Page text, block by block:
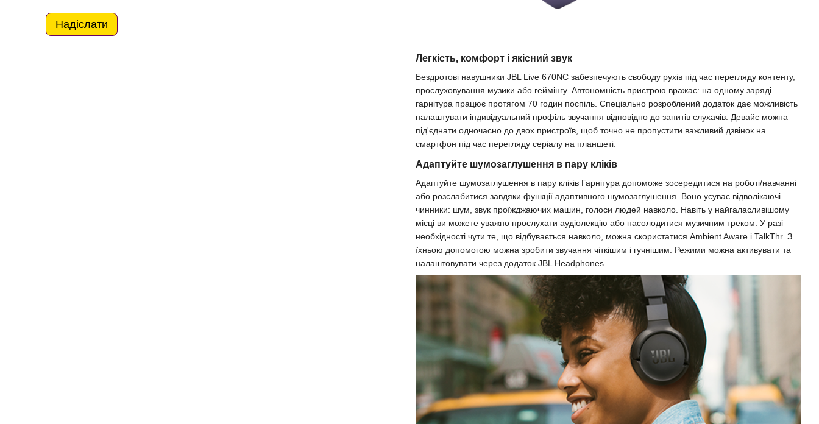
Надіслати
Легкість, комфорт і якісний звук
Бездротові навушники JBL Live 670NC забезпечують свободу рухів під час перегляду контенту,
прослуховування музики або геймінгу. Автономність пристрою вражає: на одному заряді
гарнітура працює протягом 70 годин поспіль. Спеціально розроблений додаток дає можливість
налаштувати індивідуальний профіль звучання відповідно до запитів слухачів. Девайс можна
під'єднати одночасно до двох пристроїв, щоб точно не пропустити важливий дзвінок на
смартфон під час перегляду серіалу на планшеті.
Адаптуйте шумозаглушення в пару кліків
Адаптуйте шумозаглушення в пару кліків Гарнітура допоможе зосередитися на роботі/навчанні
або розслабитися завдяки функції адаптивного шумозаглушення. Воно усуває відволікаючі
чинники: шум, звук проїжджаючих машин, голоси людей навколо. Навіть у найгаласливішому
місці ви можете уважно прослухати аудіолекцію або насолодитися музичним треком. У разі
необхідності чути те, що відбувається навколо, можна скористатися Ambient Aware і TalkThr. З
їхньою допомогою можна зробити звучання чіткішим і гучнішим. Режими можна активувати та
налаштовувати через додаток JBL Headphones.